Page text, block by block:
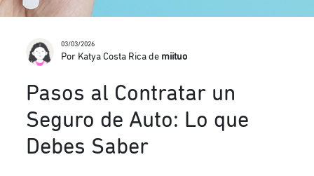
03/03/2026
Por Katya Costa Rica de miituo
Pasos al Contratar un
Seguro de Auto: Lo que
Debes Saber